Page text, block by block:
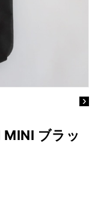
MINI ブラッ